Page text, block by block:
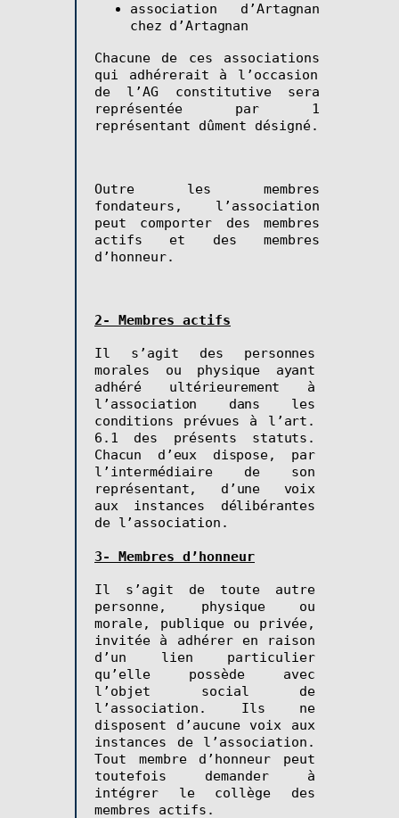
association d’Artagnan
chez d’Artagnan
Chacune de ces associations
qui adhérerait à l’occasion
de l’AG constitutive sera
représentée par 1
représentant dûment désigné.
Outre les membres
fondateurs, l’association
peut comporter des membres
actifs et des membres
d’honneur.
2- Membres actifs
Il s’agit des personnes
morales ou physique ayant
adhéré ultérieurement à
l’association dans les
conditions prévues à l’art.
6.1 des présents statuts.
Chacun d’eux dispose, par
l’intermédiaire de son
représentant, d’une voix
aux instances délibérantes
de l’association .
3- Membres d’honneur
Il s’agit de toute autre
personne, physique ou
morale, publique ou privée,
invitée à adhérer en raison
d’un lien particulier
qu’elle possède avec
l’objet social de
l’association. Ils ne
disposent d’aucune voix aux
instances de l’association.
Tout membre d’honneur peut
toutefois demander à
intégrer le collège des
membres actifs.